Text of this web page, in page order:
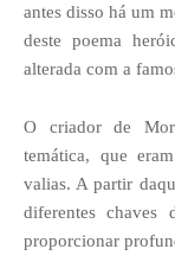
antes disso há um
deste poema
alterada com a
O criador de
temática, que
valias. A partir
diferentes chaves
proporcionar